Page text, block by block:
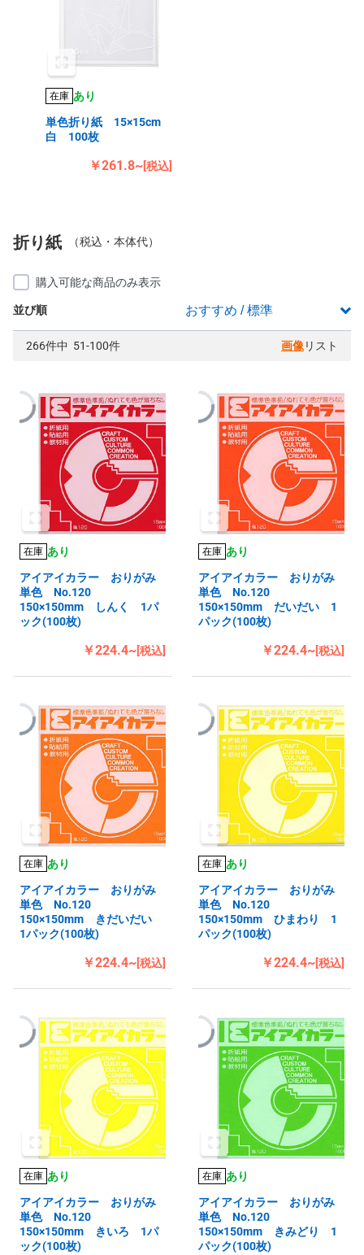
在庫 あり
単色折り紙 15×15cm
白 100枚
￥261.8~[税込]
折り紙 （税込・本体代）
購入可能な商品のみ表示
並び順
266件中 51-100件 画像 リスト
在庫 あり
アイアイカラー おりがみ
単色 No.120
150×150mm しんく 1パ
ック(100枚)
￥224.4~[税込]
在庫 あり
アイアイカラー おりがみ
単色 No.120
150×150mm だいだい 1
パック(100枚)
￥224.4~[税込]
在庫 あり
アイアイカラー おりがみ
単色 No.120
150×150mm きだいだい
1パック(100枚)
￥224.4~[税込]
在庫 あり
アイアイカラー おりがみ
単色 No.120
150×150mm ひまわり 1
パック(100枚)
￥224.4~[税込]
在庫 あり
アイアイカラー おりがみ
単色 No.120
150×150mm きいろ 1パ
ック(100枚)
在庫 あり
アイアイカラー おりがみ
単色 No.120
150×150mm きみどり 1
パック(100枚)